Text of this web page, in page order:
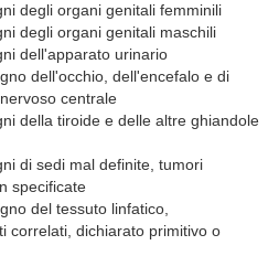
degli organi genitali femminili
degli organi genitali maschili
dell'apparato urinario
dell'occhio, dell'encefalo e di
centrale
della tiroide e delle altre ghiandole
di sedi mal definite, tumori
specificate
del tessuto linfatico,
correlati, dichiarato primitivo o